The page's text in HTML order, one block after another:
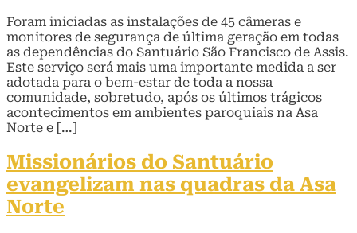
Foram iniciadas as instalações de 45 câmeras e
monitores de segurança de última geração em todas
as dependências do Santuário São Francisco de Assis.
Este serviço será mais uma importante medida a ser
adotada para o bem-estar de toda a nossa
comunidade, sobretudo, após os últimos trágicos
acontecimentos em ambientes paroquiais na Asa
Norte e […]
Missionários do Santuário
evangelizam nas quadras da Asa
Norte